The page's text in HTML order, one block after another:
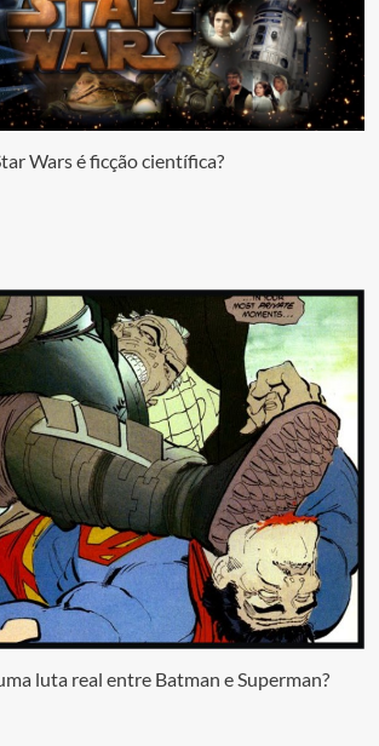
Wars é ficção científica?
luta real entre Batman e Superman?